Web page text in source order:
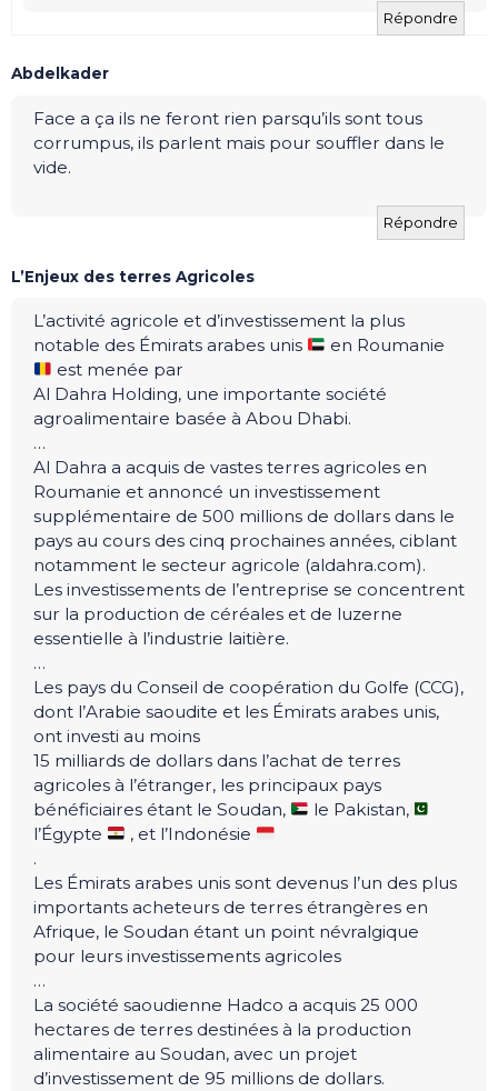
Répondre
Abdelkader
Face a ça ils ne feront rien parsqu’ils sont tous
corrumpus, ils parlent mais pour souffler dans le
vide.
Répondre
L’Enjeux des terres Agricoles
L’activité agricole et d’investissement la plus
notable des Émirats arabes unis
en Roumanie
est menée par
Al Dahra Holding, une importante société
agroalimentaire basée à Abou Dhabi.
…
Al Dahra a acquis de vastes terres agricoles en
Roumanie et annoncé un investissement
supplémentaire de 500 millions de dollars dans le
pays au cours des cinq prochaines années, ciblant
notamment le secteur agricole (aldahra.com).
Les investissements de l’entreprise se concentrent
sur la production de céréales et de luzerne
essentielle à l’industrie laitière.
…
Les pays du Conseil de coopération du Golfe (CCG),
dont l’Arabie saoudite et les Émirats arabes unis,
ont investi au moins
15 milliards de dollars dans l’achat de terres
agricoles à l’étranger, les principaux pays
bénéficiaires étant le Soudan,
le Pakistan,
l’Égypte
, et l’Indonésie
.
Les Émirats arabes unis sont devenus l’un des plus
importants acheteurs de terres étrangères en
Afrique, le Soudan étant un point névralgique
pour leurs investissements agricoles
…
La société saoudienne Hadco a acquis 25 000
hectares de terres destinées à la production
alimentaire au Soudan, avec un projet
d’investissement de 95 millions de dollars.